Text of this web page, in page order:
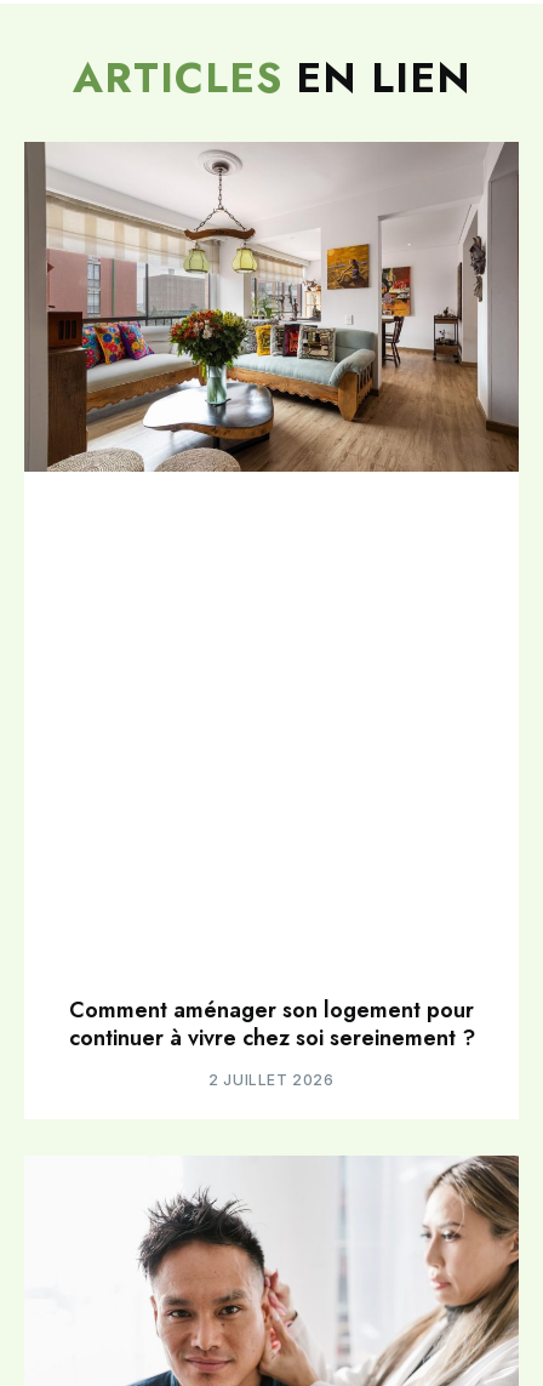
ARTICLES EN LIEN
Comment aménager son logement pour
continuer à vivre chez soi sereinement ?
2 JUILLET 2026